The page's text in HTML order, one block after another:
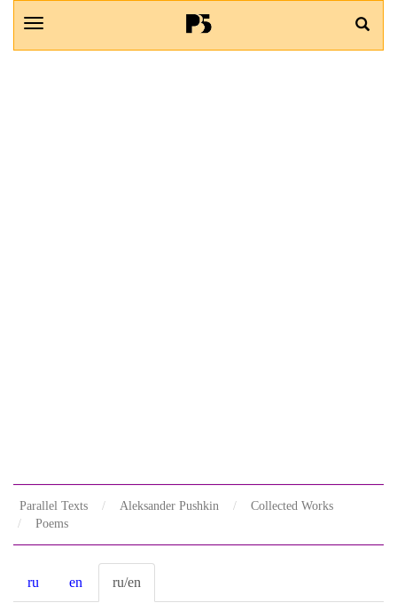
Parallel Texts Aleksander Pushkin
Collected Works
Poems
ru en ru/en